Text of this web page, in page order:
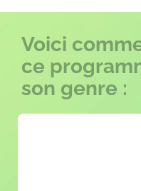
Voici
ce
son genre :